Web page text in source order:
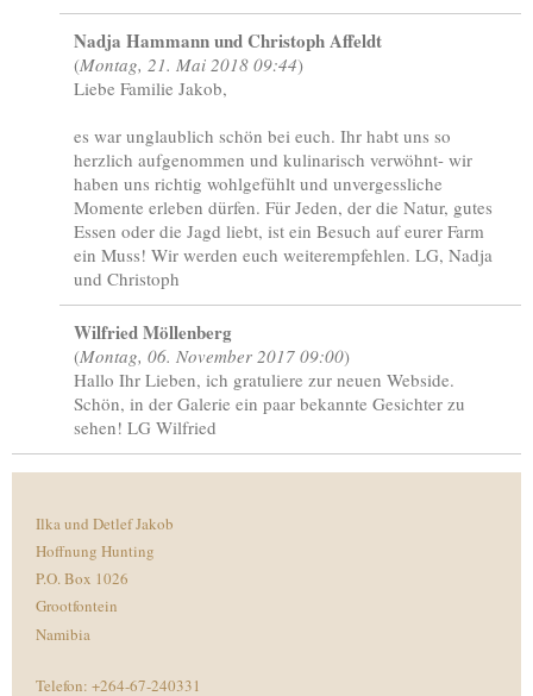
Nadja Hammann und Christoph Affeldt
(Montag, 21. Mai 2018 09:44)
Liebe Familie Jakob,
es war unglaublich schön bei euch. Ihr habt uns so
herzlich aufgenommen und kulinarisch verwöhnt- wir
haben uns richtig wohlgefühlt und unvergessliche
Momente erleben dürfen. Für Jeden, der die Natur, gutes
Essen oder die Jagd liebt, ist ein Besuch auf eurer Farm
ein Muss! Wir werden euch weiterempfehlen. LG, Nadja
und Christoph
Wilfried Möllenberg
(Montag, 06. November 2017 09:00)
Hallo Ihr Lieben, ich gratuliere zur neuen Webside.
Schön, in der Galerie ein paar bekannte Gesichter zu
sehen! LG Wilfried
Ilka und Detlef Jakob
Hoffnung Hunting
P.O. Box 1026
Grootfontein
Namibia
Telefon: +264-67-240331